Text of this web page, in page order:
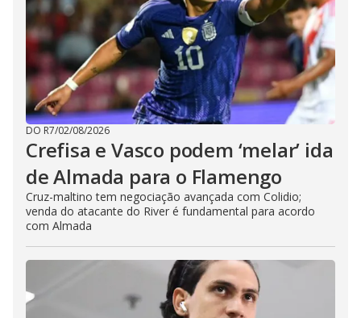
DO R7/02/08/2026
Crefisa e Vasco podem ‘melar’ ida
de Almada para o Flamengo
Cruz-maltino tem negociação avançada com Colidio;
venda do atacante do River é fundamental para acordo
com Almada